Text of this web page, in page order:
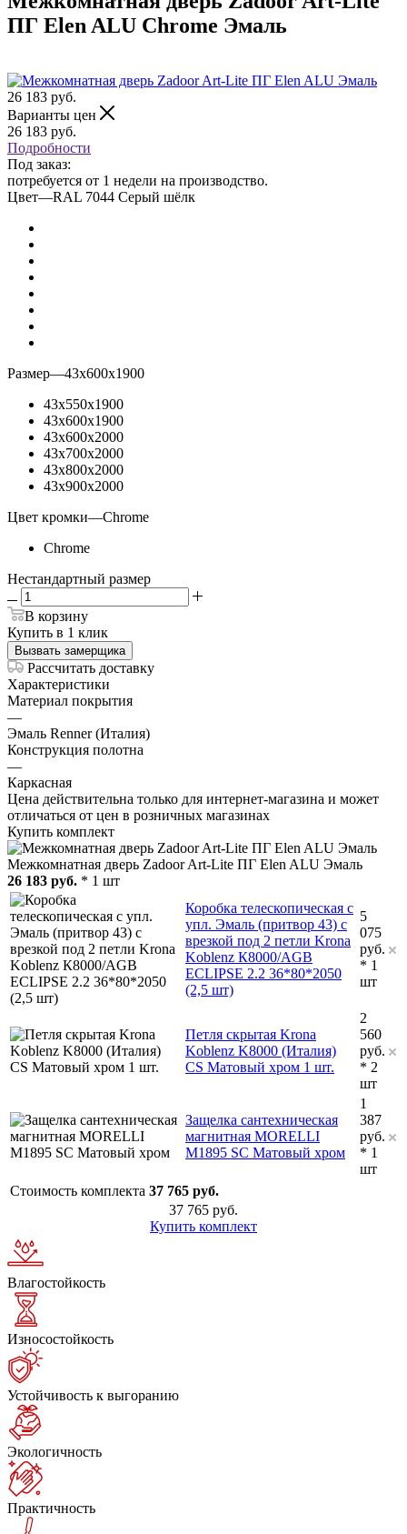
ПГ Elen ALU Chrome Эмаль
26 183 руб.
Варианты цен
26 183 руб.
Подробности
Под заказ:
потребуется от 1 недели на производство.
Цвет—RAL 7044 Серый шёлк
Размер—43х600х1900
43х550х1900
43х600х1900
43х600х2000
43х700х2000
43х800х2000
43х900х2000
Цвет кромки—Chrome
Chrome
Нестандартный размер
В корзину
Купить в 1 клик
Вызвать замерщика
Рассчитать доставку
Характеристики
Материал покрытия
—
Эмаль Renner (Италия)
Конструкция полотна
—
Каркасная
Цена действительна только для интернет-магазина и может
отличаться от цен в розничных магазинах
Купить комплект
Межкомнатная дверь Zadoor Art-Lite ПГ Elen ALU Эмаль
26 183 руб. * 1 шт
Коробка телескопическая с
упл. Эмаль (притвор 43) с
врезкой под 2 петли Krona
Koblenz К8000/AGB
ECLIPSE 2.2 36*80*2050
(2,5 шт)
5
075
руб.
* 1
шт
Петля скрытая Krona
Koblenz K8000 (Италия)
СS Матовый хром 1 шт.
2
560
руб.
* 2
шт
Защелка сантехническая
магнитная MORELLI
M1895 SC Матовый хром
1
387
руб.
* 1
шт
Стоимость комплекта 37 765 руб.
37 765 руб.
Купить комплект
Влагостойкость
Износостойкость
Устойчивость к выгоранию
Экологичность
Практичность